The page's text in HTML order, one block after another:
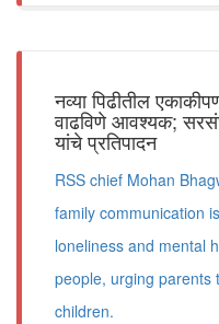
नव्या पिढीतील
वाढविणे आवश्यक;
यांचे प्रतिपादन
RSS chief Mohan
family communication
loneliness and mental
people, urging parents
children.